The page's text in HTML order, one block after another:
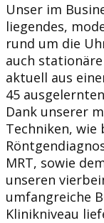
Unser im
liegendes,
rund um die
auch
aktuell aus
45
Dank unserer
Techniken, wie
MRT, sowie
unseren
umfangreiche
Klinikniveau